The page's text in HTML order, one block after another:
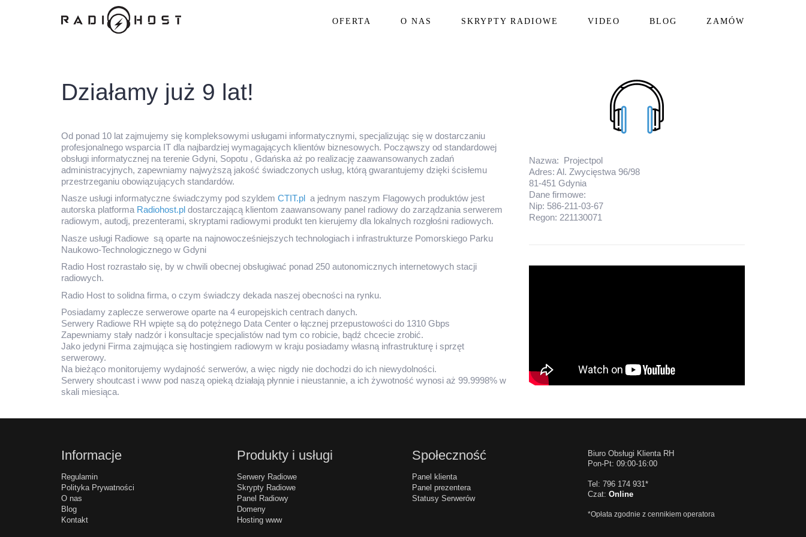
OFERTA O NAS SKRYPTY RADIOWE VIDEO BLOG ZAMÓW
Działamy już 9 lat!
Od ponad 10 lat zajmujemy się kompleksowymi usługami informatycznymi, specjalizując się w dostarczaniu
profesjonalnego wsparcia IT dla najbardziej wymagających klientów biznesowych. Począwszy od standardowej
obsługi informatycznej na terenie Gdyni, Sopotu , Gdańska aż po realizację zaawansowanych zadań
administracyjnych, zapewniamy najwyższą jakość świadczonych usług, którą gwarantujemy dzięki ścisłemu
przestrzeganiu obowiązujących standardów.
Nasze usługi informatyczne świadczymy pod szyldem CTIT.pl a jednym naszym Flagowych produktów jest
autorska platforma Radiohost.pl dostarczającą klientom zaawansowany panel radiowy do zarządzania serwerem
radiowym, autodj, prezenterami, skryptami radiowymi produkt ten kierujemy dla lokalnych rozgłośni radiowych.
Nasze usługi Radiowe są oparte na najnowocześniejszych technologiach i infrastrukturze Pomorskiego Parku
Naukowo-Technologicznego w Gdyni
Radio Host rozrastało się, by w chwili obecnej obsługiwać ponad 250 autonomicznych internetowych stacji
radiowych.
Radio Host to solidna firma, o czym świadczy dekada naszej obecności na rynku.
Posiadamy zaplecze serwerowe oparte na 4 europejskich centrach danych.
Serwery Radiowe RH wpięte są do potężnego Data Center o łącznej przepustowości do 1310 Gbps
Zapewniamy stały nadzór i konsultacje specjalistów nad tym co robicie, bądź chcecie zrobić.
Jako jedyni Firma zajmująca się hostingiem radiowym w kraju posiadamy własną infrastrukturę i sprzęt
serwerowy.
Na bieżąco monitorujemy wydajność serwerów, a więc nigdy nie dochodzi do ich niewydolności.
Serwery shoutcast i www pod naszą opieką działają płynnie i nieustannie, a ich żywotność wynosi aż 99.9998% w
skali miesiąca.
Nazwa: Projectpol
Adres: Al. Zwycięstwa 96/98
81-451 Gdynia
Dane firmowe:
Nip: 586-211-03-67
Regon: 221130071
Informacje
Regulamin
Polityka Prywatności
O nas
Blog
Kontakt
Produkty i usługi
Serwery Radiowe
Skrypty Radiowe
Panel Radiowy
Domeny
Hosting www
Społeczność
Panel klienta
Panel prezentera
Statusy Serwerów
Biuro Obsługi Klienta RH
Pon-Pt: 09:00-16:00
Tel: 796 174 931*
Czat: Online
*Opłata zgodnie z cennikiem operatora